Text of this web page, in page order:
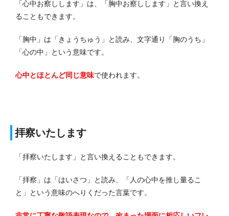
「心中お察しします」は、「胸中お察しします」と言い換え
ることもできます。
「胸中」は「きょうちゅう」と読み、文字通り「胸のうち」
「心の中」という意味です。
心中とほとんど同じ意味で使われます。
拝察いたします
「拝察いたします」と言い換えることもできます。
「拝察」は「はいさつ」と読み、「人の心中を推し量るこ
と」という意味のへりくだった言葉です。